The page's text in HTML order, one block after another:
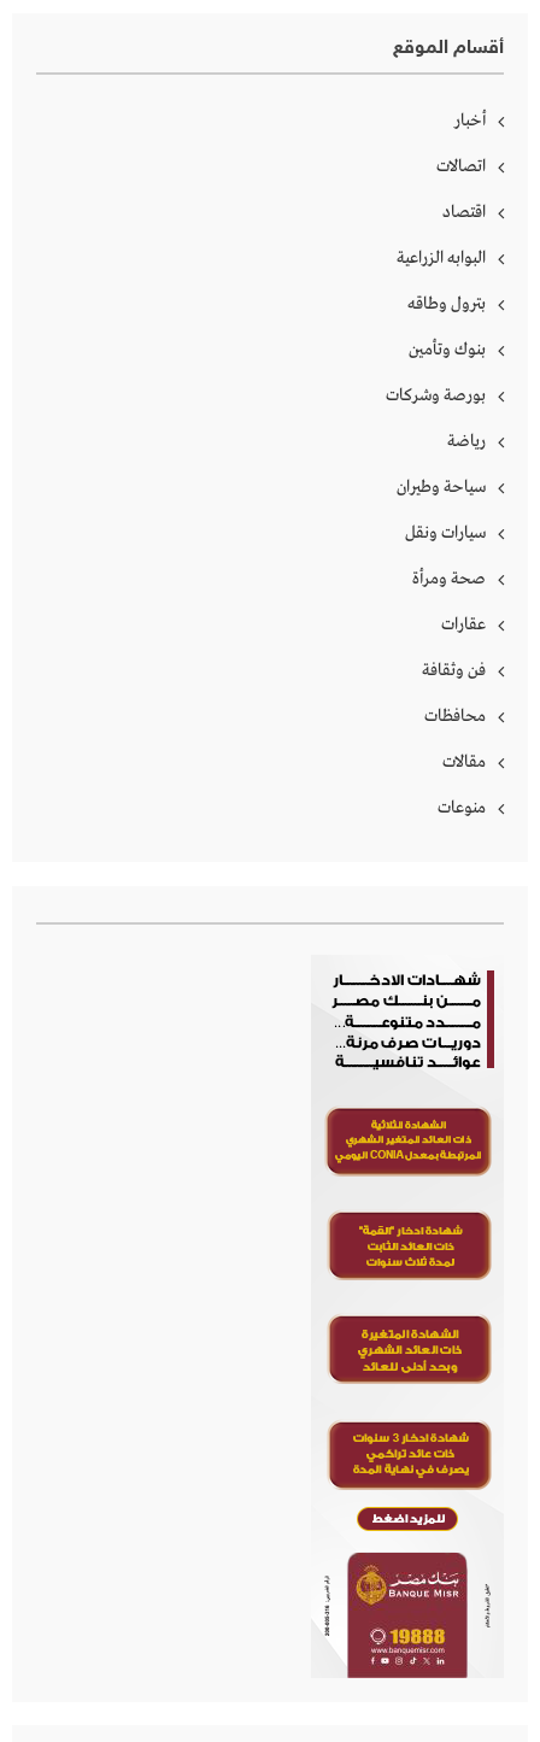
أقسام الموقع
أخبار
اتصالات
اقتصاد
البوابه الزراعية
بترول وطاقه
بنوك وتأمين
بورصة وشركات
رياضة
سياحة وطيران
سيارات ونقل
صحة ومرأة
عقارات
فن وثقافة
محافظات
مقالات
منوعات